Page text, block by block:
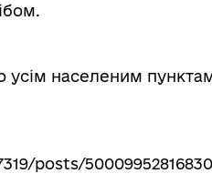
усім населеним
posts/